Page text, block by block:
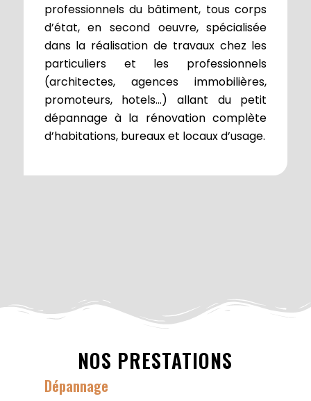
professionnels du bâtiment, tous corps
d’état, en second oeuvre, spécialisée
dans la réalisation de travaux chez les
particuliers et les professionnels
(architectes, agences immobilières,
promoteurs, hotels…) allant du petit
dépannage à la rénovation complète
d’habitations, bureaux et locaux d’usage.
NOS PRESTATIONS
Dépannage